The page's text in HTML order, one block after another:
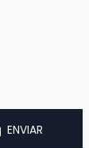
ENVIAR